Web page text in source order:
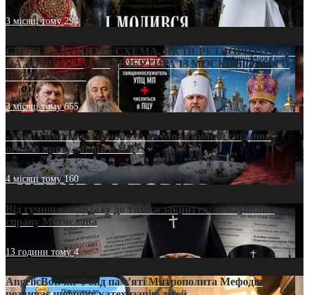
3 місяці тому294
СВЯТІ УХИЛЯНТИ: СХЕМА, ЯК ПЕРЕТВОРИТИ ПЦУ
НА «ОФШОР» ДЛЯ ДЕЗЕРТИРА ІЗ МОСКОВСЬКОГО
ПАТРІАРХАТУ
3 місяці тому655
«Кейс Тихона» у Тернополі: як Молитовний сніданок
оголив кризу довіри в ПЦУ
4 місяці тому160
Від гучного скандалу до тихого закриття: хто зупинив
справу Мстислава
13 години тому4
AngelicBot: як Фонд пам’яті Митрополита Мефодія